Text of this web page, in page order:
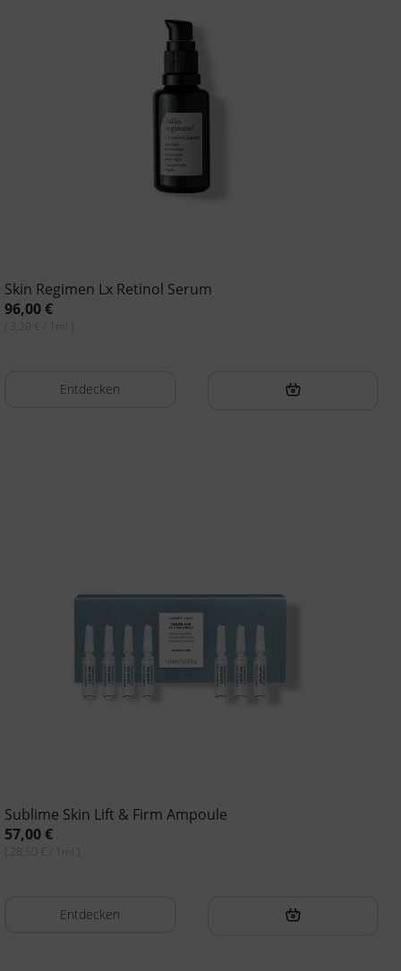
Skin Regimen Lx Retinol Serum
96,00€
( 3,20 € / 1ml )
Entdecken
Sublime Skin Lift & Firm Ampoule
57,00€
( 28,50 € / 1ml )
Entdecken